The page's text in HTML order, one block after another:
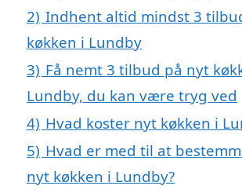
2) Indhent altid mindst 3
køkken i Lundby
3) Få nemt 3 tilbud på nyt
Lundby, du kan være tryg ved
4) Hvad koster nyt køkken i
5) Hvad er med til at
nyt køkken i Lundby?